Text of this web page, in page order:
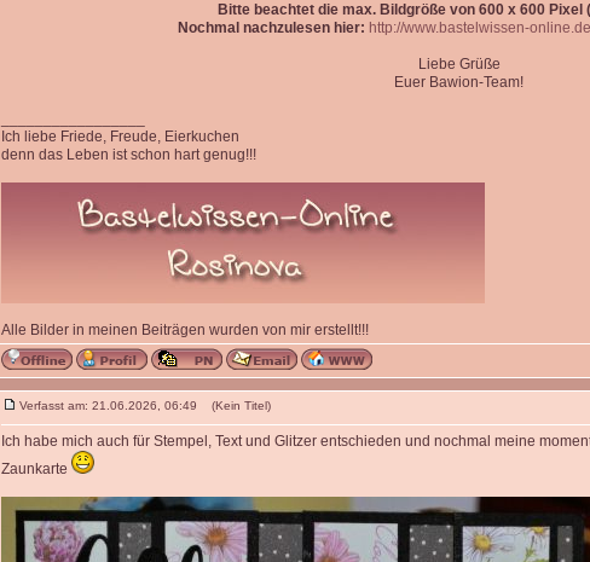
Bitte beachtet die max. Bildgröße von 600 x 600 Pixel
Nochmal nachzulesen hier: http://www.bastelwissen-
Liebe Grüße
Euer Bawion-Team!
Ich liebe Friede, Freude, Eierkuchen
denn das Leben ist schon hart genug!!!
Alle Bilder in meinen Beiträgen wurden von mir erstellt!!!
Verfasst am: 21.06.2026, 06:49 (Kein Titel)
Ich habe mich auch für Stempel, Text und Glitzer entschieden und nochmal meine
Zaunkarte